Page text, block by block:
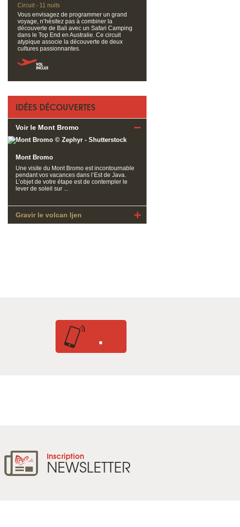
Circuit - 11 nuits
Vous envisagez de programmer un grand
voyage, n’hésitez pas à combiner la
découverte de Bali avec un Safari Camping
dans le Top End en Australie. Ce circuit
atypique associe la découverte de deux
cultures passionnantes.
IDÉES DÉCOUVERTES
Voir le Mont Bromo
Mont Bromo
Une visite du Mont Bromo est incontournable
pendant vos vacances dans l’Est de Java.
L’objet de votre étape est de contempler le
lever de soleil sur ...
Gravir le volcan Ijen
..
Inscription
NEWSLETTER